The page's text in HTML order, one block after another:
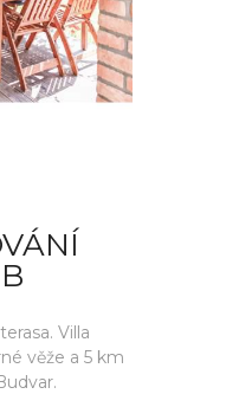
Villa
věže a 5 km